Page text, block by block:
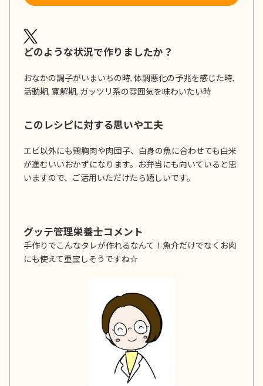
どのような状況で作りましたか？
おなかの調子がいまいちの時, 体調悪化の予兆を感じた時,
活動期, 寛解期, ガッツリ系の雰囲気を味わいたい時
このレシピに対する思いや工夫
エビ以外にも鶏胸肉や肉団子、白身の魚に合わせても白米
が進むいいおかずになります。お弁当にも向いていると思
いますので、ご活用いただけたら嬉しいです。
グッテ管理栄養士コメント
手作りでこんなタレが作れるなんて！魚介だけでなくお肉
にも使えて重宝しそうですね☆